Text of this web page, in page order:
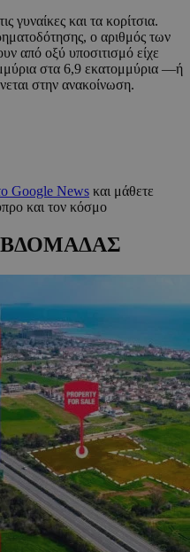
γυναίκες και τα κορίτσια.
ο αριθμός των
από οξύ υποσιτισμό είχε
στα 6,9 εκατομμύρια —ή
στην ανακοίνωση.
Google News και μάθετε
και τον κόσμο